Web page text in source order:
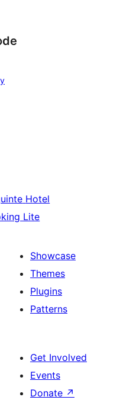
Hotel
Lite
Showcase
Themes
Plugins
Patterns
Get Involved
Events
Donate ↗